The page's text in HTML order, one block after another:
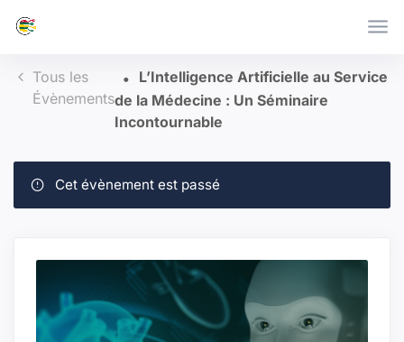
Tous les
Évènements
L’Intelligence Artificielle au Service
de la Médecine : Un Séminaire
Incontournable
Cet évènement est passé